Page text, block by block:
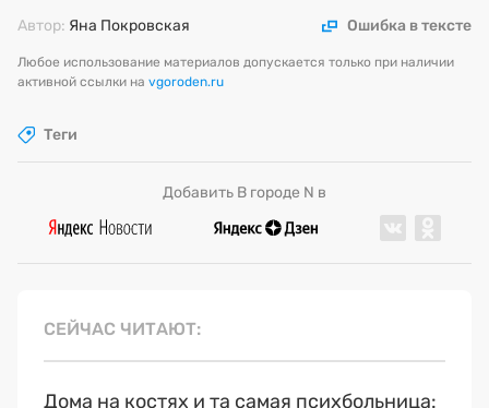
Автор: Яна Покровская Ошибка в тексте
Любое использование материалов допускается только при наличии
активной ссылки на vgoroden.ru
Теги
Добавить В городе N в
СЕЙЧАС ЧИТАЮТ
Дома на костях и та самая психбольница: